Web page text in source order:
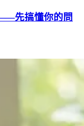
先搞懂你的問